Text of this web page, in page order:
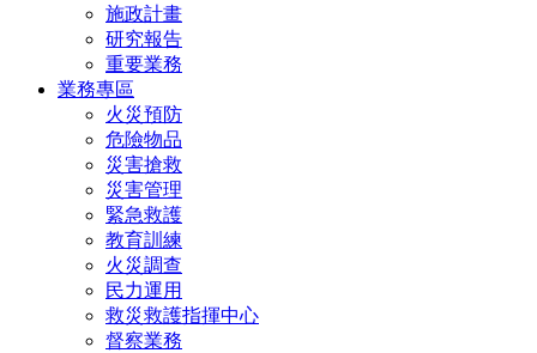
施政計畫
研究報告
重要業務
業務專區
火災預防
危險物品
災害搶救
災害管理
緊急救護
教育訓練
火災調查
民力運用
救災救護指揮中心
督察業務